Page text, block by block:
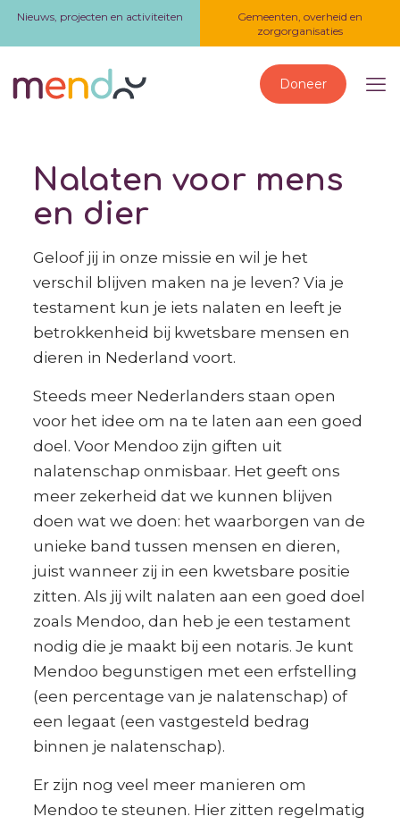
Nieuws, projecten en activiteiten
Gemeenten, overheid en
zorgorganisaties
Doneer
Nalaten voor mens
en dier
Geloof jij in onze missie en wil je het
verschil blijven maken na je leven? Via je
testament kun je iets nalaten en leeft je
betrokkenheid bij kwetsbare mensen en
dieren in Nederland voort.
Steeds meer Nederlanders staan open
voor het idee om na te laten aan een goed
doel. Voor Mendoo zijn giften uit
nalatenschap onmisbaar. Het geeft ons
meer zekerheid dat we kunnen blijven
doen wat we doen: het waarborgen van de
unieke band tussen mensen en dieren,
juist wanneer zij in een kwetsbare positie
zitten. Als jij wilt nalaten aan een goed doel
zoals Mendoo, dan heb je een testament
nodig die je maakt bij een notaris. Je kunt
Mendoo begunstigen met een erfstelling
(een percentage van je nalatenschap) of
een legaat (een vastgesteld bedrag
binnen je nalatenschap).
Er zijn nog veel meer manieren om
Mendoo te steunen. Hier zitten regelmatig